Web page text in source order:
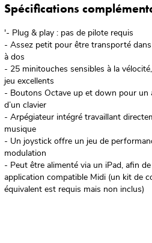
Spécifications
'- Plug & play : pas de pilote requis
- Assez petit pour être transporté
à dos
- 25 minitouches sensibles à la
jeu excellents
- Boutons Octave up et down pour un
d’un clavier
- Arpégiateur intégré travaillant
musique
- Un joystick offre un jeu de
modulation
- Peut être alimenté via un iPad, afin
application compatible Midi (un kit de
équivalent est requis mais non inclus)